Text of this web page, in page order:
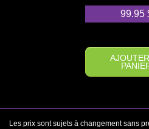
99.95
Les prix sont sujets à changement sans